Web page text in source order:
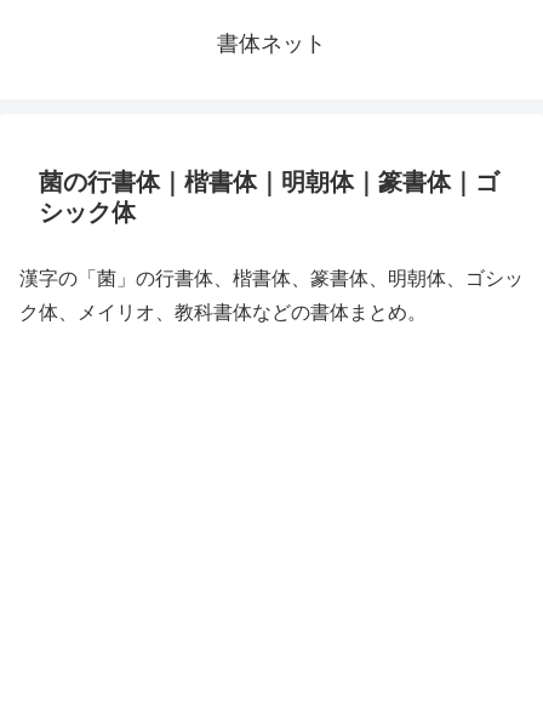
書体ネット
菌の行書体｜楷書体｜明朝体｜篆書体｜ゴ
シック体
漢字の「菌」の行書体、楷書体、篆書体、明朝体、ゴシッ
ク体、メイリオ、教科書体などの書体まとめ。